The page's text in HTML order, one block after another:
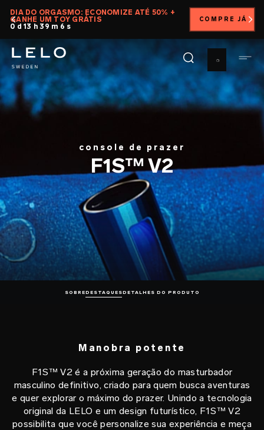
Pular
para
o
conteúdo
principal
DIA DO ORGASMO: ECONOMIZE ATÉ 50% +
GANHE UM TOY GRÁTIS
0 d 13 h 39 m 5 s
COMPRE JÁ
console de prazer
F1S™ V2
SOBREDESTAQUESDETALHES DO PRODUTO
Manobra potente
F1S™ V2 é a próxima geração do masturbador
masculino definitivo, criado para quem busca aventuras
e quer explorar o máximo do prazer. Unindo a tecnologia
original da LELO e um design futurístico, F1S™ V2
possibilita que você personalize sua experiência e meça